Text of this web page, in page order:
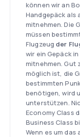
können wir an
Handgepäck als
mitnehmen. Die
müssen
Flugzeug der
wir ein Gepäck
mitnehmen. Gut
möglich ist, die
bestimmten
benötigen, wird
unterstützen.
Economy Class
Business Class
Wenn es um